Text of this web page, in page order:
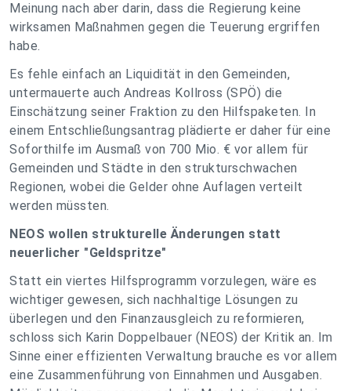
Meinung nach aber darin, dass die Regierung keine
wirksamen Maßnahmen gegen die Teuerung ergriffen
habe.
Es fehle einfach an Liquidität in den Gemeinden,
untermauerte auch Andreas Kollross (SPÖ) die
Einschätzung seiner Fraktion zu den Hilfspaketen. In
einem Entschließungsantrag plädierte er daher für eine
Soforthilfe im Ausmaß von 700 Mio. € vor allem für
Gemeinden und Städte in den strukturschwachen
Regionen, wobei die Gelder ohne Auflagen verteilt
werden müssten.
NEOS wollen strukturelle Änderungen statt
neuerlicher "Geldspritze"
Statt ein viertes Hilfsprogramm vorzulegen, wäre es
wichtiger gewesen, sich nachhaltige Lösungen zu
überlegen und den Finanzausgleich zu reformieren,
schloss sich Karin Doppelbauer (NEOS) der Kritik an. Im
Sinne einer effizienten Verwaltung brauche es vor allem
eine Zusammenführung von Einnahmen und Ausgaben.